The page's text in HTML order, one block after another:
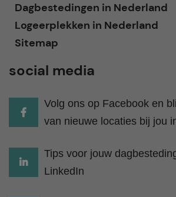
Dagbestedingen in Nederland
Logeerplekken in Nederland
Sitemap
social media
Volg ons op Facebook en
van nieuwe locaties bij jou
Tips voor jouw
LinkedIn